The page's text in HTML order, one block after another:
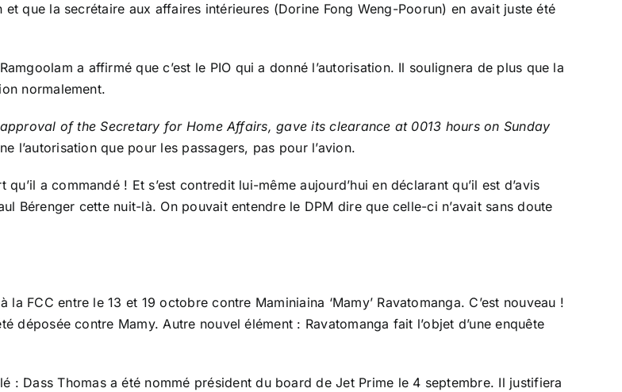
et que la secrétaire aux affaires intérieures (Dorine Fong Weng-Poorun) en avait juste été
a affirmé que c’est le PIO qui a donné l’autorisation. Il soulignera de plus que la
normalement.
of the Secretary for Home Affairs, gave its clearance at 0013 hours on Sunday
l’autorisation que pour les passagers, pas pour l’avion.
a commandé ! Et s’est contredit lui-même aujourd’hui en déclarant qu’il est d’avis
Bérenger cette nuit-là. On pouvait entendre le DPM dire que celle-ci n’avait sans doute
FCC entre le 13 et 19 octobre contre Maminiaina ‘Mamy’ Ravatomanga. C’est nouveau !
déposée contre Mamy. Autre nouvel élément : Ravatomanga fait l’objet d’une enquête
: Dass Thomas a été nommé président du board de Jet Prime le 4 septembre. Il justifiera